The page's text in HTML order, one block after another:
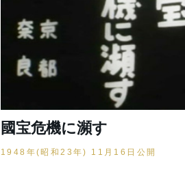
國宝危機に瀕す
1948年(昭和23年) 11月16日公開